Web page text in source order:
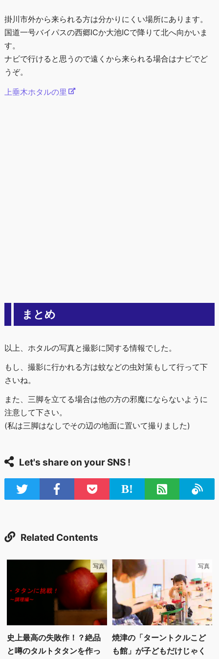
掛川市外から来られる方は分かりにくい場所にあります。
国道一号バイパスの西郷ICか大池ICで降りて北へ向かいま
す。
ナビで行けると思うので遠くから来られる場合はナビでど
うぞ。
上垂木ホタルの里
まとめ
以上、ホタルの写真と撮影に関する情報でした。
もし、撮影に行かれる方は蚊などの虫対策もして行って下
さいね。
また、三脚を立てる場合は他の方の邪魔にならないように
注意して下さい。
(私は三脚はなしでその辺の地面に置いて撮りました)
Let's share on your SNS !
Related Contents
写真
史上最高の失敗作！？絶品
と噂のタルトタタンを作っ
写真
焼津の「ターントクルこど
も館」が子どもだけじゃく